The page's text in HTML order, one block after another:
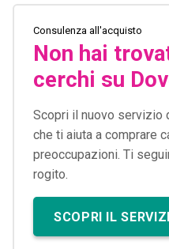
Consulenza all'acquisto
Non hai
cerchi su
Scopri il nuovo servizio
che ti aiuta a comprare
preoccupazioni. Ti
rogito.
SCOPRI IL